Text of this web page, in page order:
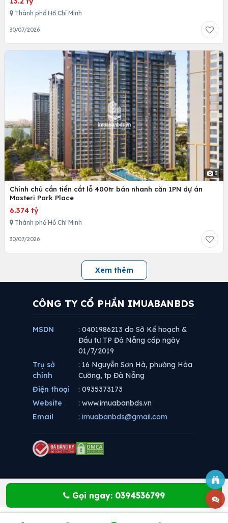
Thành phố Hồ Chí Minh
30/07/2026
3
Chính chủ cần tiền cắt lỗ 400tr bán nhanh căn 1PN dự án
Masteri Park Place
6.374 tỷ
Thành phố Hồ Chí Minh
30/07/2026
Xem thêm
Gọi ngay: 0394536799
CÔNG TY CỔ PHẦN IMUABANBDS
MSDN
: 0401986213 do Sở Kế hoạch &
Đầu tư TP Đà Nẵng cấp ngày
01/7/2019
Trụ sở
chính
: 16 Nguyễn Sơn Hà, phường Hòa
Cường, tp Đà Nẵng
Điện thoại
: 0935373173
Website
: www.imuabanbds.vn
Email
: imuabanbds@gmail.com